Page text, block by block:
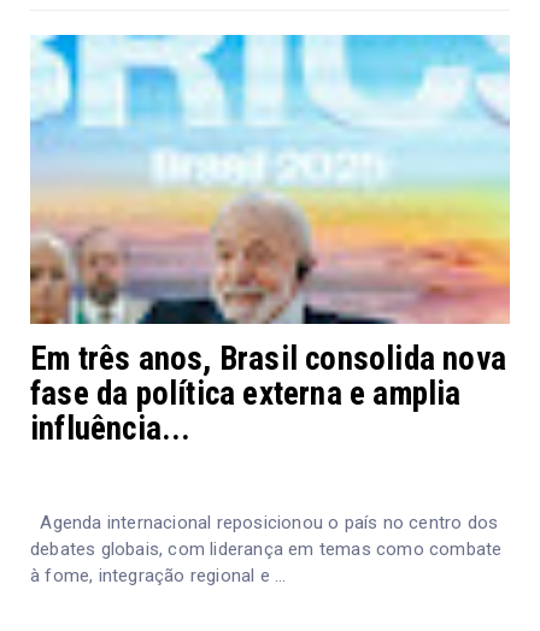
Em três anos, Brasil consolida nova
fase da política externa e amplia
influência...
Agenda internacional reposicionou o país no centro dos
debates globais, com liderança em temas como combate
à fome, integração regional e ...